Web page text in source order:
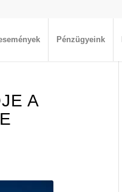
Pénzügyeink
A